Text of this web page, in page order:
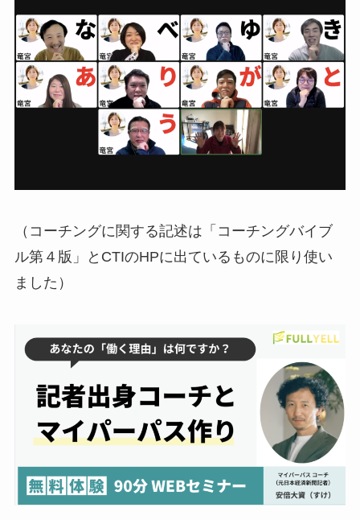
（コーチングに関する記述は「コーチングバイブ
ル第４版」とCTIのHPに出ているものに限り使い
ました）